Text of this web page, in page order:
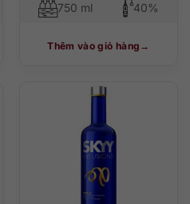
750 ml 40%
Thêm vào giỏ hàng